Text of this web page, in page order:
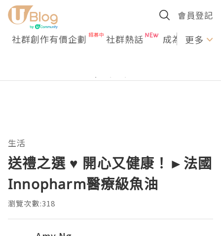
會員登記
社群創作有價企劃 社群熱話 成為U更多
生活
送禮之選 ♥ 開心又健康！►法國
Innopharm醫療級魚油
瀏覽次數:318